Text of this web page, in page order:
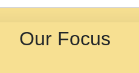
Our Focus